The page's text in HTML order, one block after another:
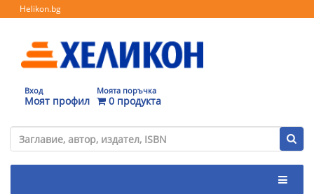
Helikon.bg
Вход
Моят профил
Моята поръчка
0 продукта